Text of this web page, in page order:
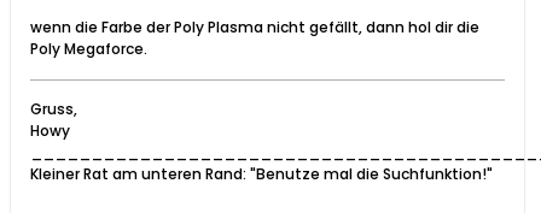
wenn die Farbe der Poly Plasma nicht gefällt, dann hol dir die
Poly Megaforce.
Gruss,
Howy
Kleiner Rat am unteren Rand: "Benutze mal die Suchfunktion!"